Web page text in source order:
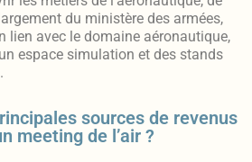
du ministère des armées,
lien avec le domaine aéronautique,
espace simulation et des stands
sources de revenus
meeting de l’air ?